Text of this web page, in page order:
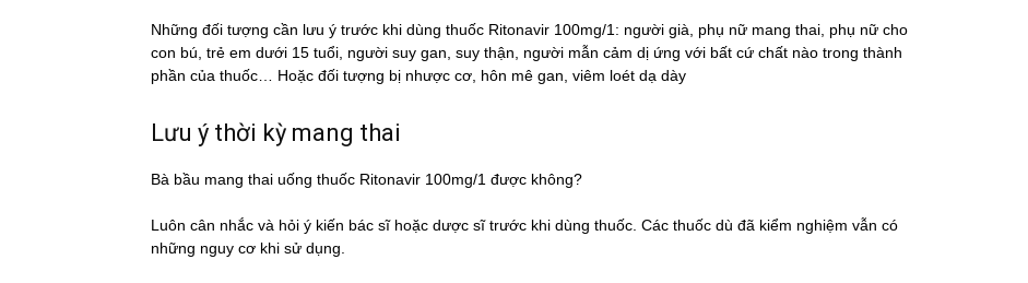
Những đối tượng cần lưu ý trước khi dùng thuốc Ritonavir 100mg/1: người già, phụ nữ mang thai, phụ nữ cho
con bú, trẻ em dưới 15 tuổi, người suy gan, suy thận, người mẫn cảm dị ứng với bất cứ chất nào trong thành
phần của thuốc… Hoặc đối tượng bị nhược cơ, hôn mê gan, viêm loét dạ dày
Lưu ý thời kỳ mang thai
Bà bầu mang thai uống thuốc Ritonavir 100mg/1 được không?
Luôn cân nhắc và hỏi ý kiến bác sĩ hoặc dược sĩ trước khi dùng thuốc. Các thuốc dù đã kiểm nghiệm vẫn có
những nguy cơ khi sử dụng.